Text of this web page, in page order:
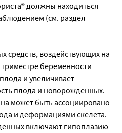
должны находиться
(см. раздел
средств, воздействующих на
беременности
и увеличивает
плода и новорожденных.
может быть ассоциировано
и деформациями скелета.
включают гипоплазию